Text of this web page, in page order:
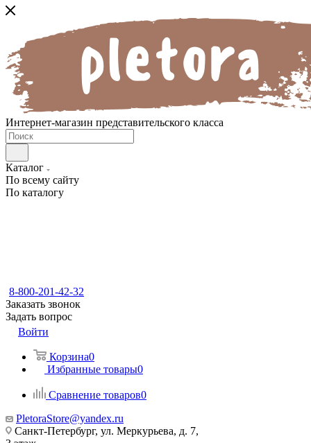
Интернет-магазин представительского класса
Каталог
По всему сайту
По каталогу
8-800-201-42-32
Заказать звонок
Задать вопрос
Войти
Корзина0
Избранные товары0
Сравнение товаров0
PletoraStore@yandex.ru
Санкт-Петербург, ул. Меркурьева, д. 7,